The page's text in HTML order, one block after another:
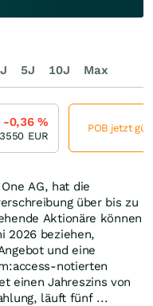
AG, hat die
über bis zu
Aktionäre können
2026 beziehen,
und eine
notierten
einen Jahreszins von
läuft fünf ...
5J 10J Max
-0,36%
EUR
POB jetzt